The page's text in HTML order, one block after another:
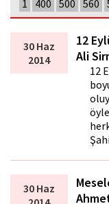
1
400 500 560
30 Haz
2014
12
Ali
12
30 Haz